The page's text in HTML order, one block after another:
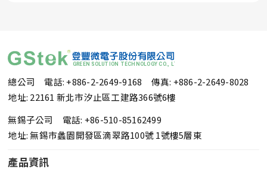
總公司 電話: +886-2-2649-9168
傳真: +886-2-2649-8028
地址: 22161 新北市汐止區工建路366號6樓
無錫子公司 電話: +86-510-85162499
地址: 無錫市蠡園開發區滴翠路100號 1號樓5層東
產品資訊